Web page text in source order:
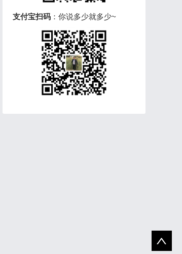
支付宝扫码 ：你说多少就多少~